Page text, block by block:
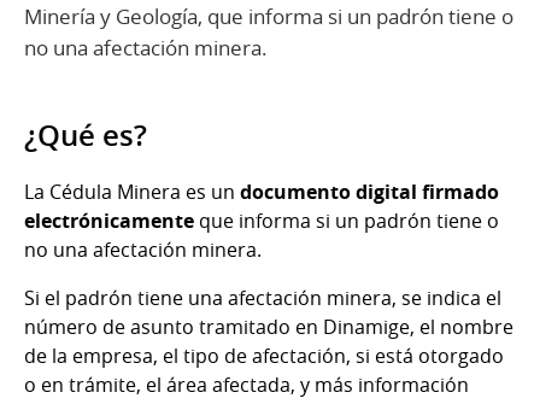
Minería y Geología, que informa si un padrón tiene o
no una afectación minera.
¿Qué es?
La Cédula Minera es un documento digital firmado
electrónicamente que informa si un padrón tiene o
no una afectación minera.
Si el padrón tiene una afectación minera, se indica el
número de asunto tramitado en Dinamige, el nombre
de la empresa, el tipo de afectación, si está otorgado
o en trámite, el área afectada, y más información